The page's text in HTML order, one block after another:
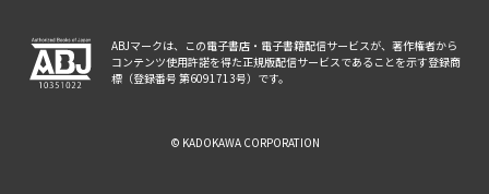
ABJマークは、この電子書店・電子書籍配信サービスが、著作権者から
コンテンツ使用許諾を得た正規版配信サービスであることを示す登録商
標（登録番号 第6091713号）です。
© KADOKAWA CORPORATION